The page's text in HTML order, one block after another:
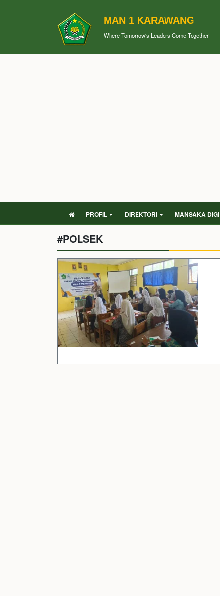
MAN 1 KARAWANG
Where Tomorrow's Leaders Come Together
PROFIL DIREKTORI MANSAKA DIGI
#POLSEK